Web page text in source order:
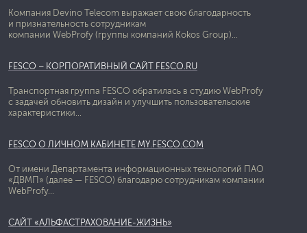
Компания Devino Telecom выражает свою благодарность
и признательность сотрудникам
компании WebProfy (группы компаний Kokos Group)...
FESCO – КОРПОРАТИВНЫЙ САЙТ FESCO.RU
Транспортная группа FESCO обратилась в студию WebProfy
с задачей обновить дизайн и улучшить пользовательские
характеристики...
FESCO О ЛИЧНОМ КАБИНЕТЕ MY.FESCO.COM
От имени Департамента информационных технологий ПАО
«ДВМП» (далее — FESCO) благодарю сотрудникам компании
WebProfy...
САЙТ «АЛЬФАСТРАХОВАНИЕ-ЖИЗНЬ»